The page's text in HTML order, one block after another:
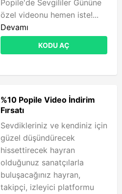
Popile'de Sevgililer Gününe
özel videonu hemen iste!...
Devamı
KODU AÇ
%10 Popile Video İndirim
Fırsatı
Sevdikleriniz ve kendiniz için
güzel düşündürecek
hissettirecek hayran
olduğunuz sanatçılarla
buluşacağınız hayran,
takipçi, izleyici platformu